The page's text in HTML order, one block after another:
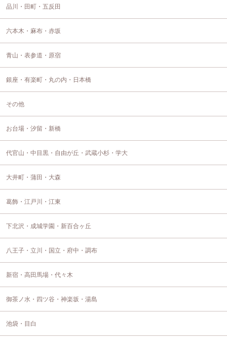
品川・田町・五反田
六本木・麻布・赤坂
青山・表参道・原宿
銀座・有楽町・丸の内・日本橋
その他
お台場・汐留・新橋
代官山・中目黒・自由が丘・武蔵小杉・学大
大井町・蒲田・大森
葛飾・江戸川・江東
下北沢・成城学園・新百合ヶ丘
八王子・立川・国立・府中・調布
新宿・高田馬場・代々木
御茶ノ水・四ツ谷・神楽坂・湯島
池袋・目白